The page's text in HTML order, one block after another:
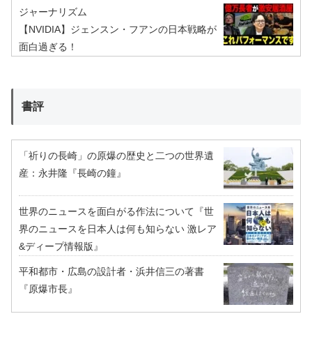
ジャーナリズム
【NVIDIA】ジェンスン・フアンの日本戦略が
面白過ぎる！
書評
「祈りの長崎」の原爆の歴史と二つの世界遺
産：永井隆『長崎の鐘』
世界のニュースを面白がる作法について『世
界のニュースを日本人は何も知らない 激レア
&ディープ情報版』
平和都市・広島の設計者・浜井信三の著書
『原爆市長』